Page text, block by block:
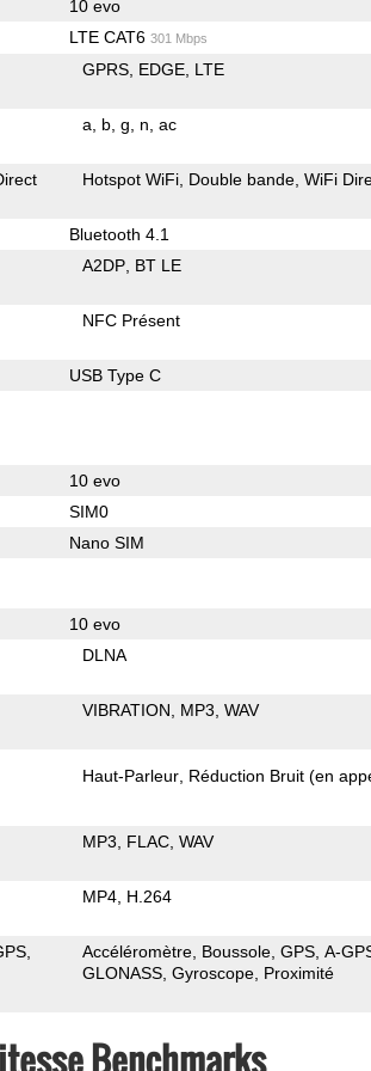
10 evo
LTE CAT6 301 Mbps
GPRS EDGE LTE
a b g n ac
Hotspot WiFi Double bande WiFi
Bluetooth 4.1
A2DP BT LE
NFC Présent
USB Type C
10 evo
SIM0
Nano SIM
10 evo
DLNA
VIBRATION MP3 WAV
Haut-Parleur Réduction Bruit (en
MP3 FLAC WAV
MP4 H.264
Accéléromètre Boussole GPS A-
GLONASS Gyroscope Proximité
Benchmarks